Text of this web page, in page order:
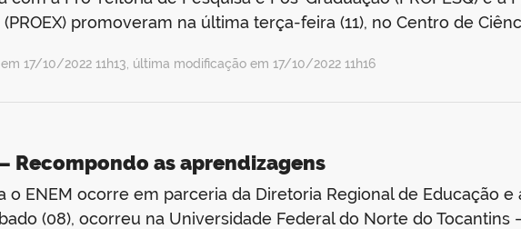
promoveram na última terça-feira (11), no Centro de
17/10/2022 11h13, última modificação em 17/10/2022 11h16
Recompondo as aprendizagens
o ENEM ocorre em parceria da Diretoria Regional de Educação
(08), ocorreu na Universidade Federal do Norte do Tocantins